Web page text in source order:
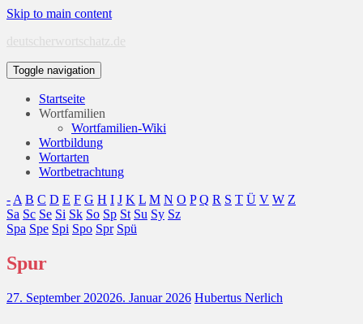
Skip to main content
deutscherwortschatz.de
Toggle navigation
Startseite
Wortfamilien
Wortfamilien-Wiki
Wortbildung
Wortarten
Wortbetrachtung
- A B C D E F G H I J K L M N O P Q R S T Ü V W Z
Sa Sc Se Si Sk So Sp St Su Sy Sz
Spa Spe Spi Spo Spr Spü
Spur
27. September 202026. Januar 2026 Hubertus Nerlich